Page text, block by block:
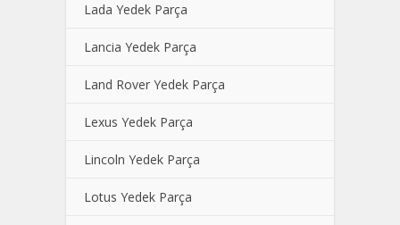
Lada Yedek Parça
Lancia Yedek Parça
Land Rover Yedek Parça
Lexus Yedek Parça
Lincoln Yedek Parça
Lotus Yedek Parça